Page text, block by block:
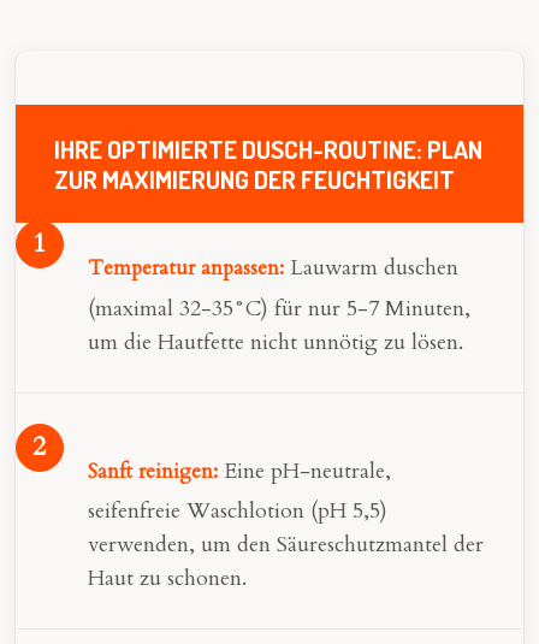
IHRE OPTIMIERTE DUSCH-ROUTINE: PLAN
ZUR MAXIMIERUNG DER FEUCHTIGKEIT
Temperatur anpassen: Lauwarm duschen
(maximal 32-35°C) für nur 5-7 Minuten,
um die Hautfette nicht unnötig zu lösen.
Sanft reinigen: Eine pH-neutrale,
seifenfreie Waschlotion (pH 5,5)
verwenden, um den Säureschutzmantel der
Haut zu schonen.